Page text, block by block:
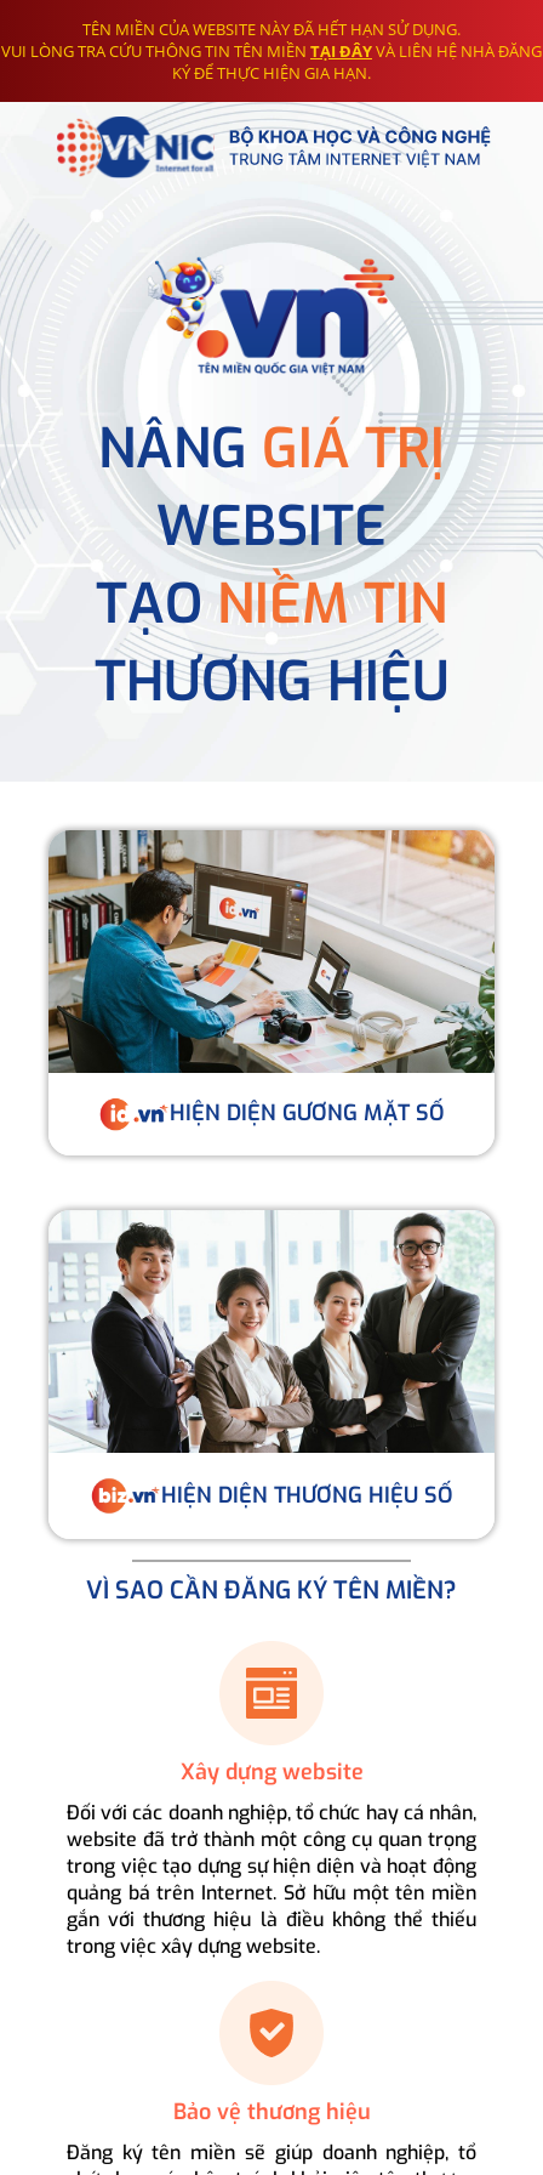
TÊN MIỀN CỦA WEBSITE NÀY ĐÃ HẾT HẠN SỬ DỤNG.
VUI LÒNG TRA CỨU THÔNG TIN TÊN MIỀN TẠI ĐÂYVÀ LIÊN HỆ NHÀ ĐĂNG
KÝ ĐỂ THỰC HIỆN GIA HẠN.
NÂNG GIÁ TRỊ
WEBSITE
TẠONIỀM TIN
THƯƠNG HIỆU
HIỆN DIỆN GƯƠNG MẶT SỐ
HIỆN DIỆN THƯƠNG HIỆU SỐ
VÌ SAO CẦN ĐĂNG KÝ TÊN MIỀN?
Xây dựng website
Đối với các doanh nghiệp, tổ chức hay cá nhân,
website đã trở thành một công cụ quan trọng
trong việc tạo dựng sự hiện diện và hoạt động
quảng bá trên Internet. Sở hữu một tên miền
gắn với thương hiệu là điều không thể thiếu
trong việc xây dựng website.
Bảo vệ thương hiệu
Đăng ký tên miền sẽ giúp doanh nghiệp, tổ